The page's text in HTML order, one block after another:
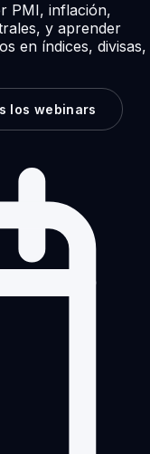
PMI, inflación,
y aprender
en índices, divisas,
los webinars